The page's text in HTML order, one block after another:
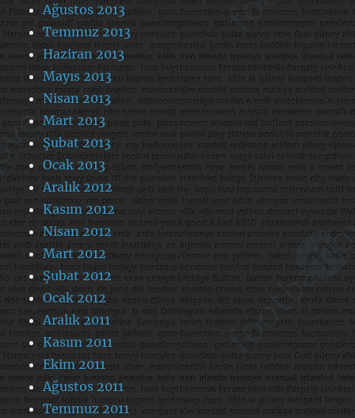
Ağustos 2013
Temmuz 2013
Haziran 2013
Mayıs 2013
Nisan 2013
Mart 2013
Şubat 2013
Ocak 2013
Aralık 2012
Kasım 2012
Nisan 2012
Mart 2012
Şubat 2012
Ocak 2012
Aralık 2011
Kasım 2011
Ekim 2011
Ağustos 2011
Temmuz 2011